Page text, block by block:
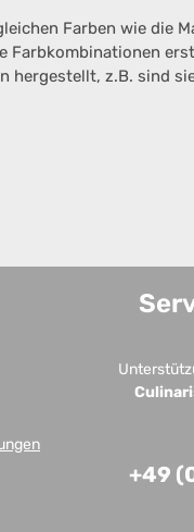
Farben wie die
Farbkombinationen
hergestellt, z.B. sind
+49